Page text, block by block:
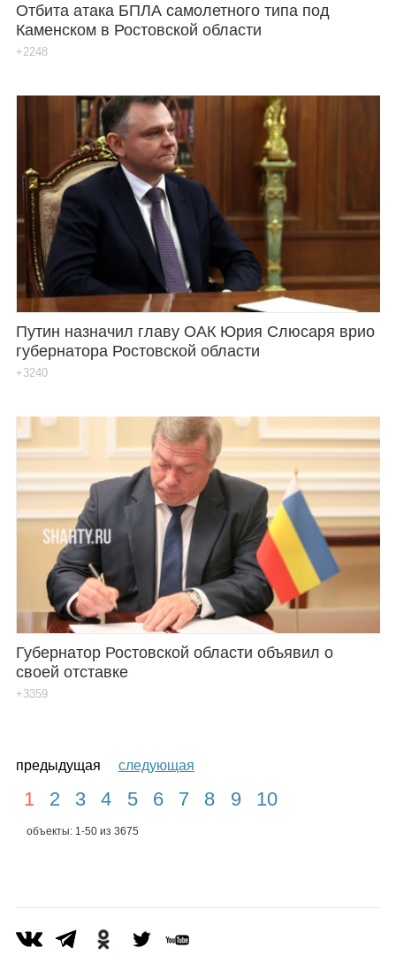
Отбита атака БПЛА самолетного типа под
Каменском в Ростовской области
+2248
Путин назначил главу ОАК Юрия Слюсаря врио
губернатора Ростовской области
+3240
Губернатор Ростовской области объявил о
своей отставке
+3359
предыдущая следующая
1 2 3 4 5 6 7 8 9 10
объекты: 1-50 из 3675